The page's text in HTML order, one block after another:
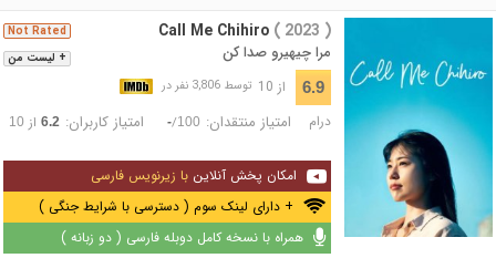
+ لیست من
Not Rated Call Me Chihiro ( 2023 )
مرا چیهیرو صدا کن
6.9 از 10 توسط 3,806 نفر در
درام امتیاز منتقدان: -/100 امتیاز کاربران: 6.2از 10
امکان پخش آنلاین با زیرنویس فارسی
+ دارای لینک سوم ( دسترسی با شرایط جنگی )
همراه با نسخه کامل دوبله فارسی ( دو زبانه )